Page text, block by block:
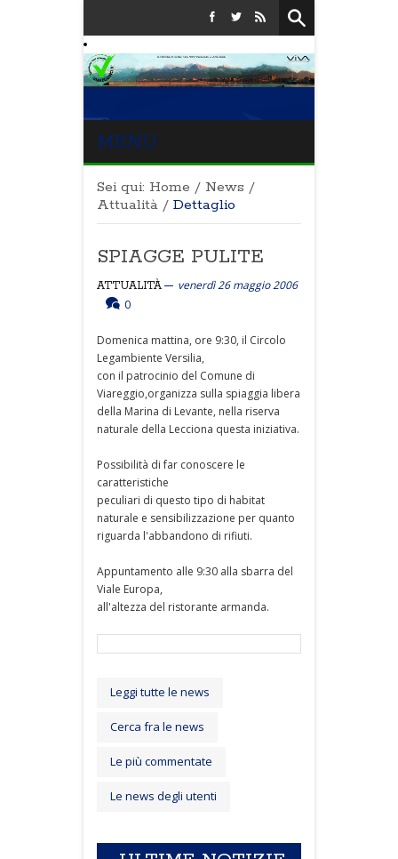
MENU
Sei qui: Home / News /
Attualità / Dettaglio
SPIAGGE PULITE
ATTUALITÀ
venerdì 26 maggio 2006
0
Domenica mattina, ore 9:30, il Circolo
Legambiente Versilia,
con il patrocinio del Comune di
Viareggio,organizza sulla spiaggia libera
della Marina di Levante, nella riserva
naturale della Lecciona questa iniziativa.
Possibilità di far conoscere le
caratteristiche
peculiari di questo tipo di habitat
naturale e sensibilizzazione per quanto
riguarda l'abbandono di rifiuti.
Appuntamento alle 9:30 alla sbarra del
Viale Europa,
all'altezza del ristorante armanda.
Leggi tutte le news
Cerca fra le news
Le più commentate
Le news degli utenti